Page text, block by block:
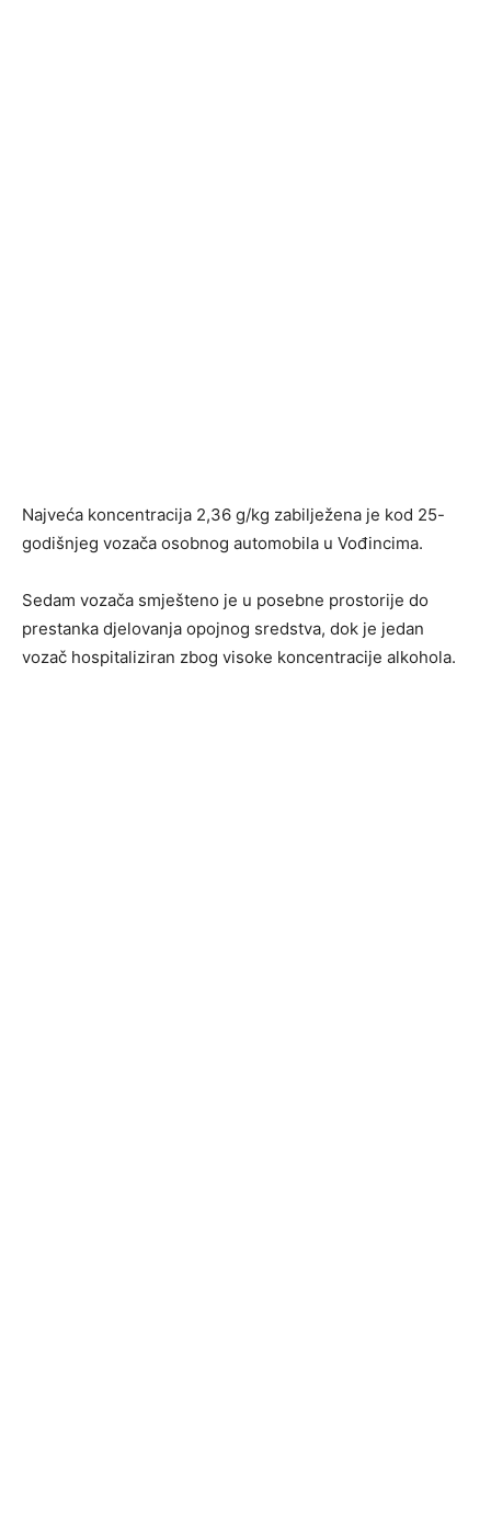
Najveća koncentracija 2,36 g/kg zabilježena je kod 25-
godišnjeg vozača osobnog automobila u Vođincima.
Sedam vozača smješteno je u posebne prostorije do
prestanka djelovanja opojnog sredstva, dok je jedan
vozač hospitaliziran zbog visoke koncentracije alkohola.